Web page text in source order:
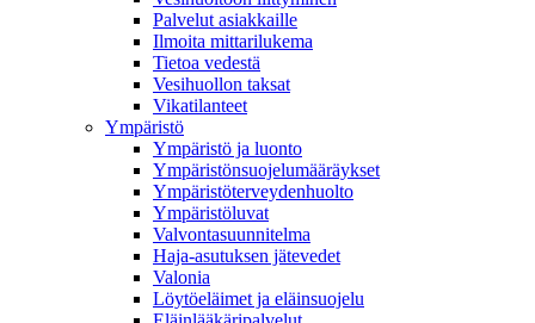
Palvelut asiakkaille
Ilmoita mittarilukema
Tietoa vedestä
Vesihuollon taksat
Vikatilanteet
Ympäristö
Ympäristö ja luonto
Ympäristönsuojelumääräykset
Ympäristöterveydenhuolto
Ympäristöluvat
Valvontasuunnitelma
Haja-asutuksen jätevedet
Valonia
Löytöeläimet ja eläinsuojelu